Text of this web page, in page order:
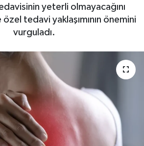
yeterli olmayacağını
tedavi yaklaşımının önemini
vurguladı.